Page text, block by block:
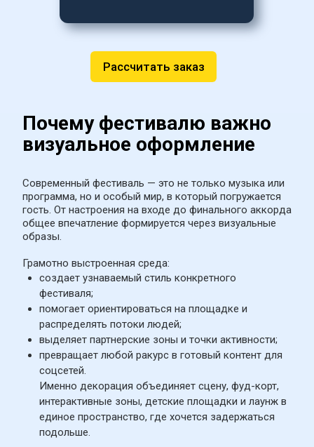
Рассчитать заказ
Почему фестивалю важно
визуальное оформление
Современный фестиваль — это не только музыка или
программа, но и особый мир, в который погружается
гость. От настроения на входе до финального аккорда
общее впечатление формируется через визуальные
образы.
Грамотно выстроенная среда:
создает узнаваемый стиль конкретного
фестиваля;
помогает ориентироваться на площадке и
распределять потоки людей;
выделяет партнерские зоны и точки активности;
превращает любой ракурс в готовый контент для
соцсетей.
Именно декорация объединяет сцену, фуд-корт,
интерактивные зоны, детские площадки и лаунж в
единое пространство, где хочется задержаться
подольше.